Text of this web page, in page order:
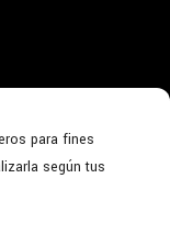
para fines
según tus
5022135